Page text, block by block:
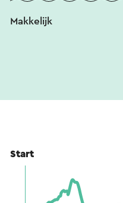
Makkelijk
Start